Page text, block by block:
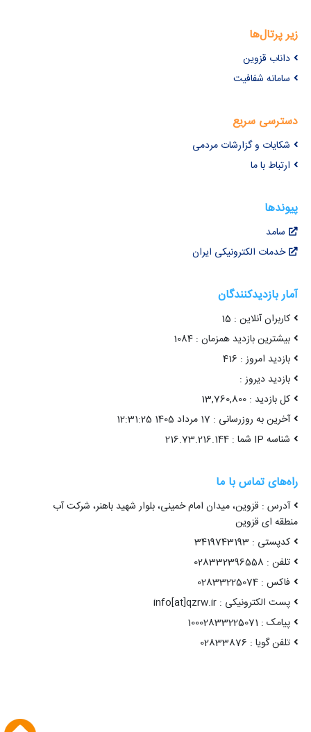
زیر پرتال‌ها
داناب قزوین
سامانه شفافیت
دسترسی سریع
شکایات و گزارشات مردمی
ارتباط با ما
پیوندها
سامد
خدمات الکترونیکی ایران
آمار بازدیدکنندگان
کاربران آنلاین : 15
بیشترین بازدید همزمان : 1084
بازدید امروز : 416
بازدید دیروز :
کل بازدید : 13,760,800
آخرین به روزرسانی : 17 مرداد 1405 12:31:25
شناسه IP شما : 216.73.216.144
راه‌های تماس با ما
آدرس : قزوین، میدان امام خمینی، بلوار شهید باهنر، شرکت آب
منطقه ای قزوین
کدپستی : 3419743193
تلفن : 028332396558
فاکس : 02833225074
پست الکترونیکی : info[at]qzrw.ir
پیامک : 10002833225071
تلفن گویا : 02833876